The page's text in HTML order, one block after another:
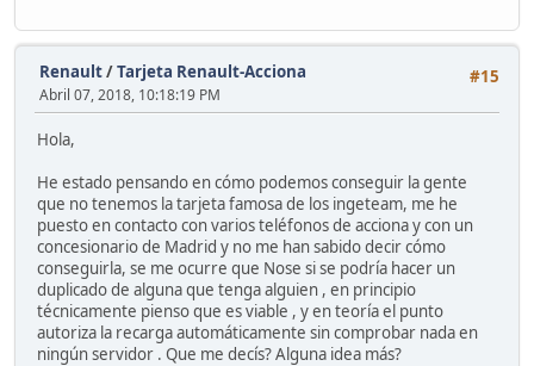
#15
Renault/Tarjeta Renault-Acciona
Abril 07, 2018, 10:18:19 PM
Hola,
He estado pensando en cómo podemos conseguir la gente
que no tenemos la tarjeta famosa de los ingeteam, me he
puesto en contacto con varios teléfonos de acciona y con un
concesionario de Madrid y no me han sabido decir cómo
conseguirla, se me ocurre que Nose si se podría hacer un
duplicado de alguna que tenga alguien , en principio
técnicamente pienso que es viable , y en teoría el punto
autoriza la recarga automáticamente sin comprobar nada en
ningún servidor . Que me decís? Alguna idea más?